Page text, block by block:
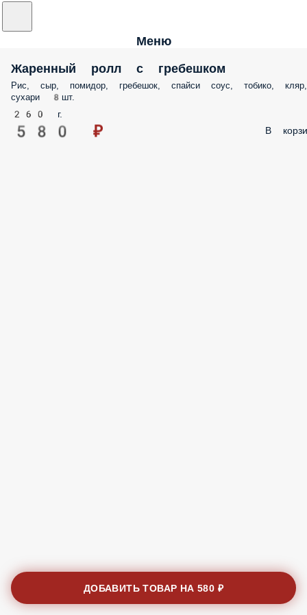
Меню
Жаренный ролл с гребешком
Рис, сыр, помидор, гребешок, спайси соус, тобико, кляр,
сухари 8шт.
260 г.
580 ₽ В
ДОБАВИТЬ ТОВАР НА580 ₽